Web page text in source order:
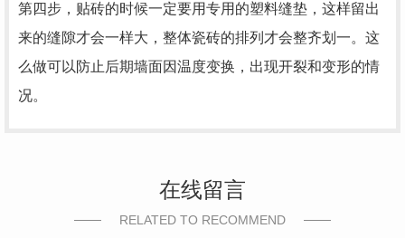
第四步，贴砖的时候一定要用专用的塑料缝垫，这样留出
来的缝隙才会一样大，整体瓷砖的排列才会整齐划一。这
么做可以防止后期墙面因温度变换，出现开裂和变形的情
况。
在线留言
RELATED TO RECOMMEND